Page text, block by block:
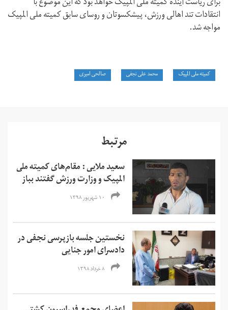
انتقادات تند اهالی ورزش، پیشکسوتان و روسای سابق کمیته ملی المپیک
مواجه شد.
کمیته ملی المپیک محمد علی نجفی صالحی امیری
مرتبط
سعید ملایی : مقام‌های کمیته ملی
المپیک و وزارت ورزش گفتند بباز
۱۰ شهریور ۱۳۹۸
نخستین جلسه بازپرسی نجفی در
دادسرای امور جنایی
۸ خرداد ۱۳۹۸